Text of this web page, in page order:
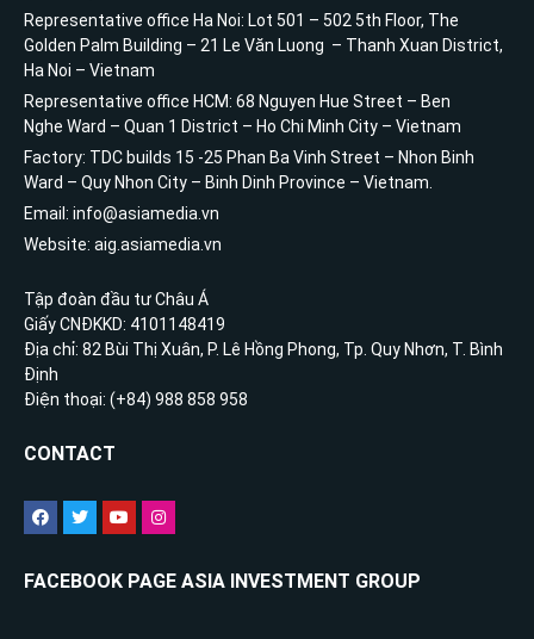
Representative office Ha Noi: Lot 501 – 502 5th Floor, The
Golden Palm Building – 21 Le Văn Luong – Thanh Xuan District,
Ha Noi – Vietnam
Representative office HCM: 68 Nguyen Hue Street – Ben
Nghe Ward – Quan 1 District – Ho Chi Minh City – Vietnam
Factory: TDC builds 15 -25 Phan Ba Vinh Street – Nhon Binh
Ward – Quy Nhon City – Binh Dinh Province – Vietnam.
Email: info@asiamedia.vn
Website: aig.asiamedia.vn
Tập đoàn đầu tư Châu Á
Giấy CNĐKKD: 4101148419
Địa chỉ: 82 Bùi Thị Xuân, P. Lê Hồng Phong, Tp. Quy Nhơn, T. Bình
Định
Điện thoại: (+84) 988 858 958
CONTACT
FACEBOOK PAGE ASIA INVESTMENT GROUP